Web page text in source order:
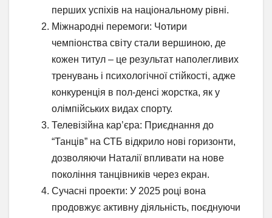
перших успіхів на національному рівні.
Міжнародні перемоги: Чотири
чемпіонства світу стали вершиною, де
кожен титул – це результат наполегливих
тренувань і психологічної стійкості, адже
конкуренція в пол-денсі жорстка, як у
олімпійських видах спорту.
Телевізійна кар’єра: Приєднання до
“Танців” на СТБ відкрило нові горизонти,
дозволяючи Наталії впливати на нове
покоління танцівників через екран.
Сучасні проекти: У 2025 році вона
продовжує активну діяльність, поєднуючи